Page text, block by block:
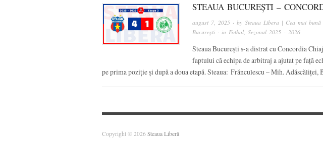
STEAUA BUCUREȘTI –
august 7, 2025 · by Steaua Libera | Cea mai
București · in Fotbal Sezonul 2025 - 2026
Steaua București s-a distrat cu Concordia
faptului că echipa de arbitraj a ajutat pe față
pe prima poziție și după a doua etapă. Steaua: Frănculescu – Mih. Adăscăliței,
Copyright © 2026 Steaua Liberă